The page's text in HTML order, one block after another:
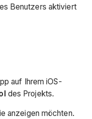
Benutzers aktiviert
auf Ihrem iOS-
des Projekts.
anzeigen möchten.